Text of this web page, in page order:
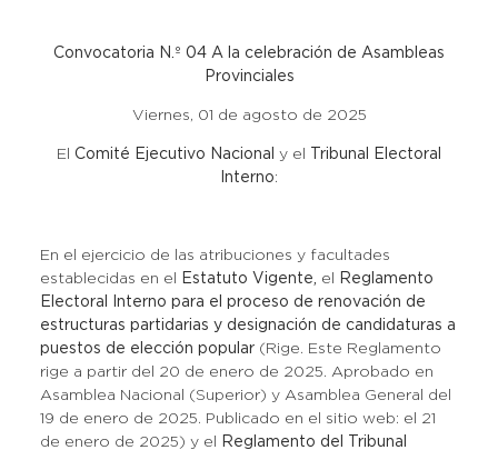
Convocatoria N.º 04 A la celebración de Asambleas
Provinciales
Viernes, 01 de agosto de 2025
El Comité Ejecutivo Nacional y el
Tribunal Electoral
Interno:
En el ejercicio de las atribuciones y facultades
establecidas en el
Estatuto Vigente, el
Reglamento
Electoral Interno para el proceso de renovación de
estructuras partidarias y designación de candidaturas a
puestos de elección popular(Rige. Este Reglamento
rige a partir del 20 de enero de 2025. Aprobado en
Asamblea Nacional (Superior) y Asamblea General del
19 de enero de 2025. Publicado en el sitio web: el 21
de enero de 2025) y el
Reglamento del Tribunal